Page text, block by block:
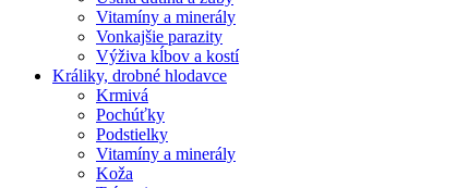
Vitamíny a minerály
Vonkajšie parazity
Výživa kĺbov a kostí
Králiky, drobné hlodavce
Krmivá
Pochúťky
Podstielky
Vitamíny a minerály
Koža